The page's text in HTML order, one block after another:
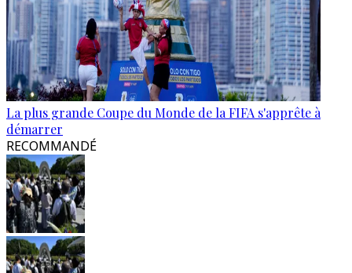
La plus grande Coupe du Monde de la FIFA s'apprête à
démarrer
RECOMMANDÉ